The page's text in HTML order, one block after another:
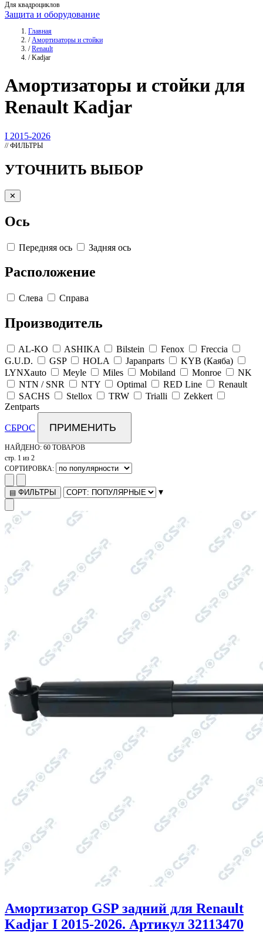
Для квадроциклов
Защита и оборудование
Главная
/ Амортизаторы и стойки
/ Renault
/ Kadjar
Амортизаторы и стойки для
Renault Kadjar
I 2015-2026
// ФИЛЬТРЫ
УТОЧНИТЬ ВЫБОР
✕
Ось
Передняя ось Задняя ось
Расположение
Слева Справа
Производитель
AL-KO ASHIKA Bilstein Fenox
Freccia
G.U.D.
GSP HOLA Japanparts
KYB (Каяба)
LYNXauto
Meyle Miles Mobiland Monroe
NK
NTN / SNR
NTY Optimal RED Line
Renault
SACHS
Stellox TRW Trialli
Zekkert
Zentparts
СБРОС ПРИМЕНИТЬ
НАЙДЕНО: 60 ТОВАРОВ
стр. 1 из 2
СОРТИРОВКА:
▤ ФИЛЬТРЫ ▾
Амортизатор GSP задний для Renault
Kadjar I 2015-2026. Артикул 32113470